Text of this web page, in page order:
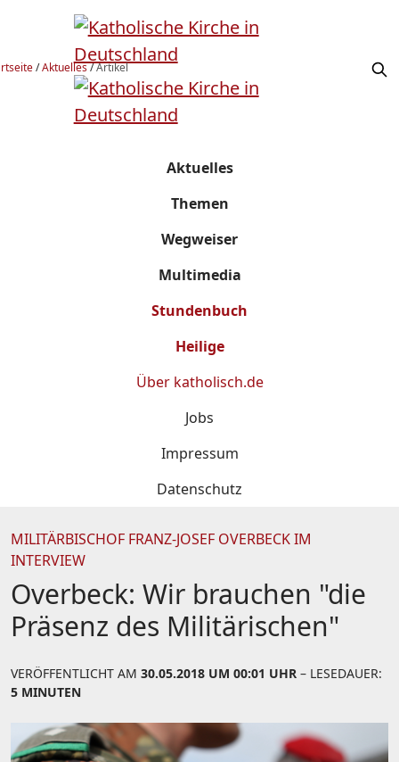
/Aktuelles/Artikel
Aktuelles
Themen
Wegweiser
Multimedia
Stundenbuch
Heilige
Über katholisch.de
Jobs
Impressum
Datenschutz
MILITÄRBISCHOF FRANZ-JOSEF OVERBECK IM
INTERVIEW
Overbeck: Wir brauchen "die
Präsenz des Militärischen"
VERÖFFENTLICHT AM 30.05.2018 UM 00:01 UHR – LESEDAUER:
5 MINUTEN